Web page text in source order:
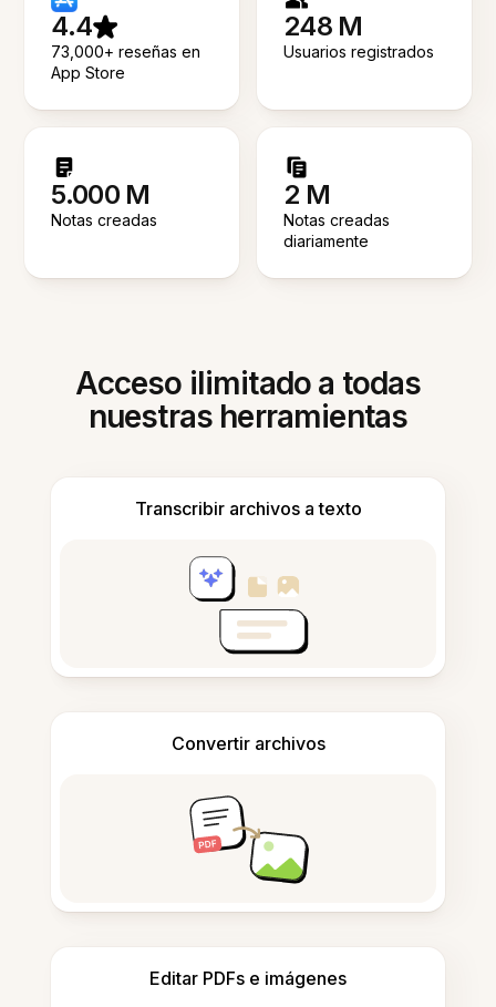
4.4
73,000+ reseñas en
App Store
248 M
Usuarios registrados
5.000 M
Notas creadas
2 M
Notas creadas
diariamente
Acceso ilimitado a todas
nuestras herramientas
Transcribir archivos a texto
Convertir archivos
Editar PDFs e imágenes